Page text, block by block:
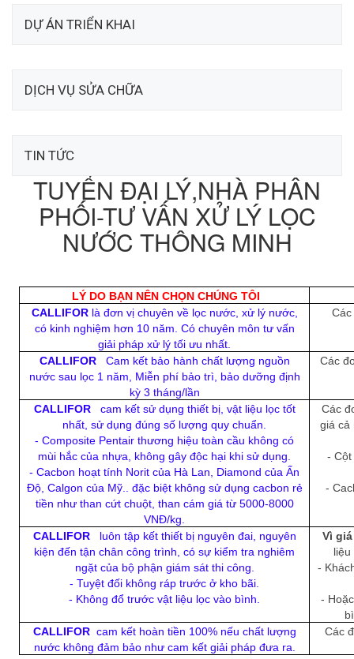
DỰ ÁN TRIỂN KHAI
DỊCH VỤ SỬA CHỮA
TIN TỨC
TUYỂN ĐẠI LÝ,NHÀ PHÂN
PHỐI-TƯ VẤN XỬ LÝ LỌC
NƯỚC THÔNG MINH
LÝ DO BẠN NÊN CHỌN CHÚNG TÔI
CALLIFOR là đơn vị chuyên về lọc nước, xử lý nước,
có kinh nghiệm hơn 10 năm. Có chuyên môn tư vấn
giải pháp xử lý tối ưu nhất.
CALLIFOR
Cam kết bảo hành chất lượng nguồn
nước sau lọc 1 năm, Miễn phí bảo trì, bảo dưỡng định
kỳ 3 tháng/lần
Các
CALLIFOR
cam kết sử dụng thiết bị, vật liệu lọc tốt
nhất, sử dụng đúng số lượng quy chuẩn.
- Composite Pentair thương hiệu toàn cầu không có
mùi hắc của nhựa, không gây độc hại khi sử dụng.
- Cacbon hoạt tính Norit của Hà Lan, Diamond của Ấn
Độ, Calgon của Mỹ.. đặc biệt không sử dụng cacbon rẻ
tiền như than cứt chuột, than cám giá từ 5000-8000
VNĐ/kg.
Các
giá cả
-
-
CALLIFOR
luôn tập kết thiết bị nguyên đai, nguyên
kiện đến tận chân công trình, có sự kiểm tra nghiêm
ngặt của bộ phận giám sát thi công.
- Tuyệt đối không ráp trước ở kho bãi.
- Không đổ trước vật liệu lọc vào bình.
Vì giá
-
-
CALLIFOR cam kết hoàn tiền 100% nếu chất lượng
nước không đảm bảo như cam kết giải pháp đưa ra.
Các